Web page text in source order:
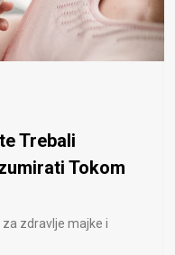
Trebali
Tokom
zdravlje majke i